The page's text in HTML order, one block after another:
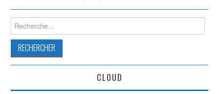
Rechercher :
CLOUD